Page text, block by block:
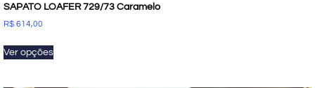
SAPATO LOAFER 729/73 Caramelo
R$ 614,00
Ver opções